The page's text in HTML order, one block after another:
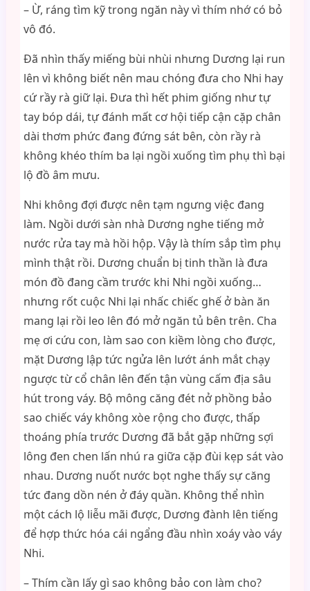
– Ừ, ráng tìm kỹ trong ngăn này vì thím nhớ có bỏ
vô đó.
Đã nhìn thấy miếng bùi nhùi nhưng Dương lại run
lên vì không biết nên mau chóng đưa cho Nhi hay
cứ rầy rà giữ lại. Đưa thì hết phim giống như tự
tay bóp dái, tự đánh mất cơ hội tiếp cận cặp chân
dài thơm phức đang đứng sát bên, còn rầy rà
không khéo thím ba lại ngồi xuống tìm phụ thì bại
lộ đồ âm mưu.
Nhi không đợi được nên tạm ngưng việc đang
làm. Ngồi dưới sàn nhà Dương nghe tiếng mở
nước rửa tay mà hồi hộp. Vậy là thím sắp tìm phụ
mình thật rồi. Dương chuẩn bị tinh thần là đưa
món đồ đang cầm trước khi Nhi ngồi xuống…
nhưng rốt cuộc Nhi lại nhấc chiếc ghế ở bàn ăn
mang lại rồi leo lên đó mở ngăn tủ bên trên. Cha
mẹ ơi cứu con, làm sao con kiềm lòng cho được,
mặt Dương lập tức ngửa lên lướt ánh mắt chạy
ngược từ cổ chân lên đến tận vùng cấm địa sâu
hút trong váy. Bộ mông căng đét nở phồng bảo
sao chiếc váy không xòe rộng cho được, thấp
thoáng phía trước Dương đã bắt gặp những sợi
lông đen chen lấn nhú ra giữa cặp đùi kẹp sát vào
nhau. Dương nuốt nước bọt nghe thấy sự căng
tức đang dồn nén ở đáy quần. Không thể nhìn
một cách lộ liễu mãi được, Dương đành lên tiếng
để hợp thức hóa cái ngẩng đầu nhìn xoáy vào váy
Nhi.
– Thím cần lấy gì sao không bảo con làm cho?